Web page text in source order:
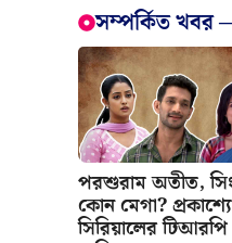
সম্পর্কিত খবর
পরশুরাম অতীত,
কোন মেগা?
সিরিয়ালের টিআরপি